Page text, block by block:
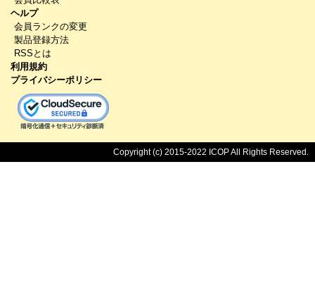
ヘルプ
会員ランクの変更
製品登録方法
RSSとは
利用規約
プライバシーポリシー
Copyright (c) 2015-2022 ICOP All Rights Reserved.